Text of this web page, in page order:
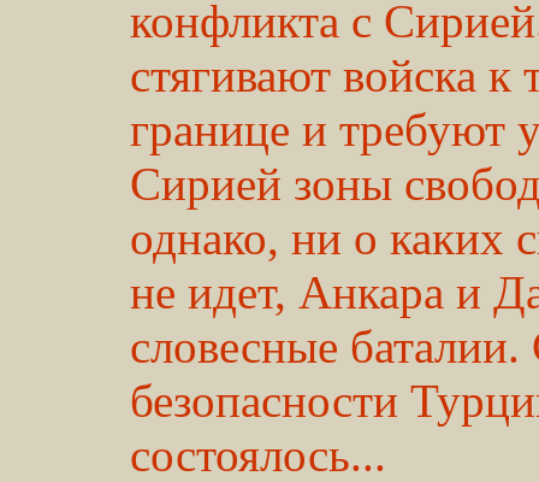
конфликта с
стягивают войска к
границе и требуют
Сирией зоны
однако, ни о каких
не идет, Анкара и
словесные
безопасности
состоялось...